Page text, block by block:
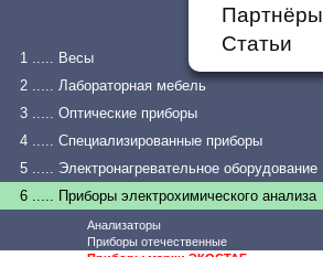
Партнёры
Статьи
1 ..... Весы
2 ..... Лабораторная мебель
3 ..... Оптические приборы
4 ..... Специализированные приборы
5 ..... Электронагревательное оборудование
6 ..... Приборы электрохимического анализа
Анализаторы
Приборы отечественные